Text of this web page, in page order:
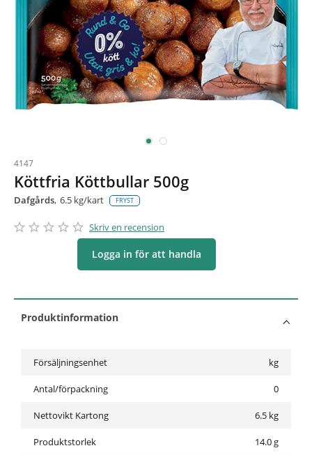
4147
Köttfria Köttbullar 500g
Dafgårds 6.5 kg/kart FRYST
star_border star_border star_border star_border star_border
star star star star star Skriv en recension
Logga in för att handla
Produktinformation
Försäljningsenhet kg
Antal/förpackning 0
Nettovikt Kartong 6.5 kg
Produktstorlek 14.0 g